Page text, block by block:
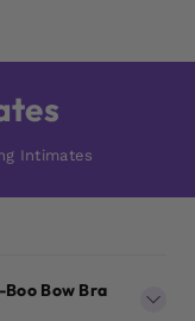
Intimates
Bow Bra